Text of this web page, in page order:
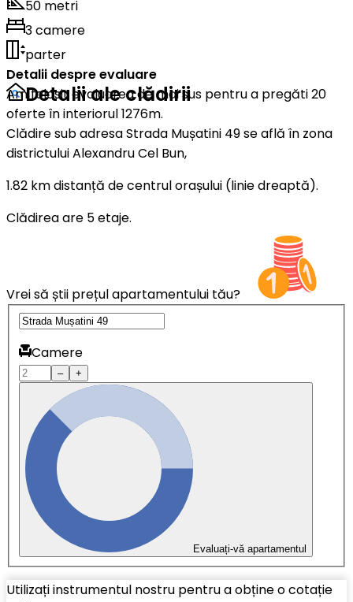
50 metri
3 camere
parter
Detalii despre evaluare
Am folosit evaluarea de mai sus pentru a pregăti 20
oferte în interiorul 1276m.
Detalii ale clădirii
Clădire sub adresa Strada Mușatini 49 se află în zona
districtului Alexandru Cel Bun,
1.82 km distanță de centrul orașului (linie dreaptă).
Clădirea are 5 etaje.
Vrei să știi prețul apartamentului tău?
Camere
– +
Evaluați-vă apartamentul
Utilizați instrumentul nostru pentru a obține o cotație